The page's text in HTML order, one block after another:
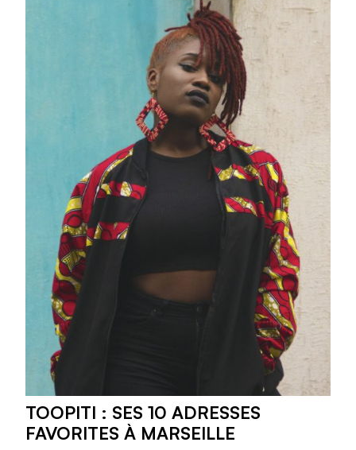
TOOPITI : SES 10 ADRESSES
FAVORITES À MARSEILLE